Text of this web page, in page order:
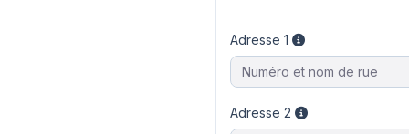
Adresse 1
Adresse 2